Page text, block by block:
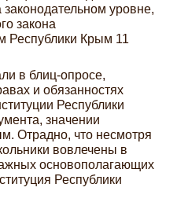
уровне,
закона
Республики Крым 11
в блиц-опросе,
и обязанностях
Республики
значении
Отрадно, что несмотря
вовлечены в
основополагающих
Республики